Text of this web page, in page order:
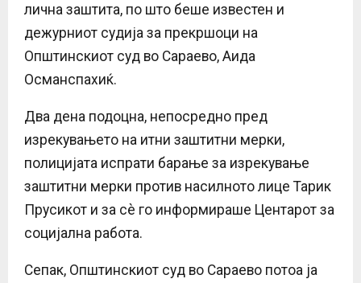
лична заштита, по што беше известен и
дежурниот судија за прекршоци на
Општинскиот суд во Сараево, Аида
Османспахиќ.
Два дена подоцна, непосредно пред
изрекувањето на итни заштитни мерки,
полицијата испрати барање за изрекување
заштитни мерки против насилното лице Тарик
Прусикот и за сè го информираше Центарот за
социјална работа.
Сепак, Општинскиот суд во Сараево потоа ја